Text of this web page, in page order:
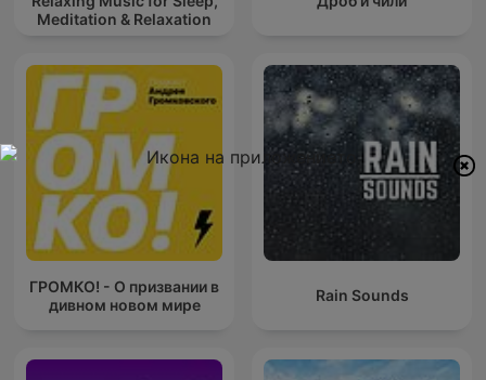
Meditation & Relaxation
ГРОМКО! - О призвании в
дивном новом мире
Rain Sounds